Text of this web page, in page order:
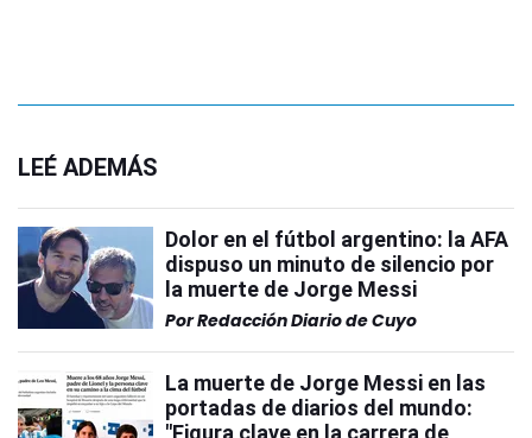
LEÉ ADEMÁS
Dolor en el fútbol argentino: la AFA
dispuso un minuto de silencio por
la muerte de Jorge Messi
PorRedacción Diario de Cuyo
La muerte de Jorge Messi en las
portadas de diarios del mundo: